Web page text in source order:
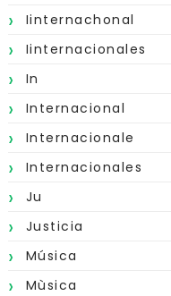
Iinternachonal
Iinternacionales
In
Internacional
Internacionale
Internacionales
Ju
Justicia
Música
Mùsica